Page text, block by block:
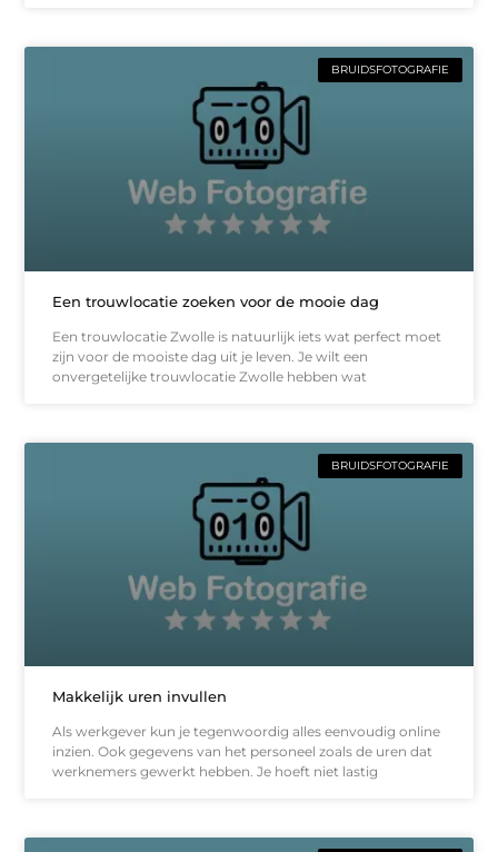
BRUIDSFOTOGRAFIE
Een trouwlocatie zoeken voor de mooie dag
Een trouwlocatie Zwolle is natuurlijk iets wat perfect moet
zijn voor de mooiste dag uit je leven. Je wilt een
onvergetelijke trouwlocatie Zwolle hebben wat
BRUIDSFOTOGRAFIE
Makkelijk uren invullen
Als werkgever kun je tegenwoordig alles eenvoudig online
inzien. Ook gegevens van het personeel zoals de uren dat
werknemers gewerkt hebben. Je hoeft niet lastig